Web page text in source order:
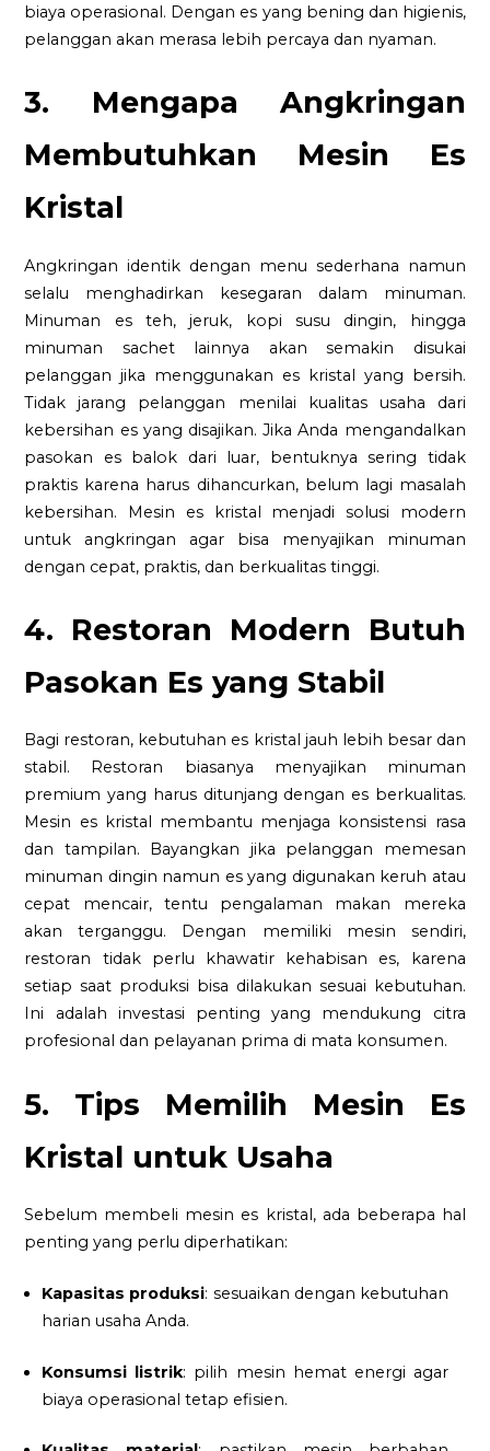
biaya operasional. Dengan es yang bening dan higienis,
pelanggan akan merasa lebih percaya dan nyaman.
3. Mengapa Angkringan
Membutuhkan Mesin Es
Kristal
Angkringan identik dengan menu sederhana namun
selalu menghadirkan kesegaran dalam minuman.
Minuman es teh, jeruk, kopi susu dingin, hingga
minuman sachet lainnya akan semakin disukai
pelanggan jika menggunakan es kristal yang bersih.
Tidak jarang pelanggan menilai kualitas usaha dari
kebersihan es yang disajikan. Jika Anda mengandalkan
pasokan es balok dari luar, bentuknya sering tidak
praktis karena harus dihancurkan, belum lagi masalah
kebersihan. Mesin es kristal menjadi solusi modern
untuk angkringan agar bisa menyajikan minuman
dengan cepat, praktis, dan berkualitas tinggi.
4. Restoran Modern Butuh
Pasokan Es yang Stabil
Bagi restoran, kebutuhan es kristal jauh lebih besar dan
stabil. Restoran biasanya menyajikan minuman
premium yang harus ditunjang dengan es berkualitas.
Mesin es kristal membantu menjaga konsistensi rasa
dan tampilan. Bayangkan jika pelanggan memesan
minuman dingin namun es yang digunakan keruh atau
cepat mencair, tentu pengalaman makan mereka
akan terganggu. Dengan memiliki mesin sendiri,
restoran tidak perlu khawatir kehabisan es, karena
setiap saat produksi bisa dilakukan sesuai kebutuhan.
Ini adalah investasi penting yang mendukung citra
profesional dan pelayanan prima di mata konsumen.
5. Tips Memilih Mesin Es
Kristal untuk Usaha
Sebelum membeli mesin es kristal, ada beberapa hal
penting yang perlu diperhatikan:
Kapasitas produksi: sesuaikan dengan kebutuhan
harian usaha Anda.
Konsumsi listrik: pilih mesin hemat energi agar
biaya operasional tetap efisien.